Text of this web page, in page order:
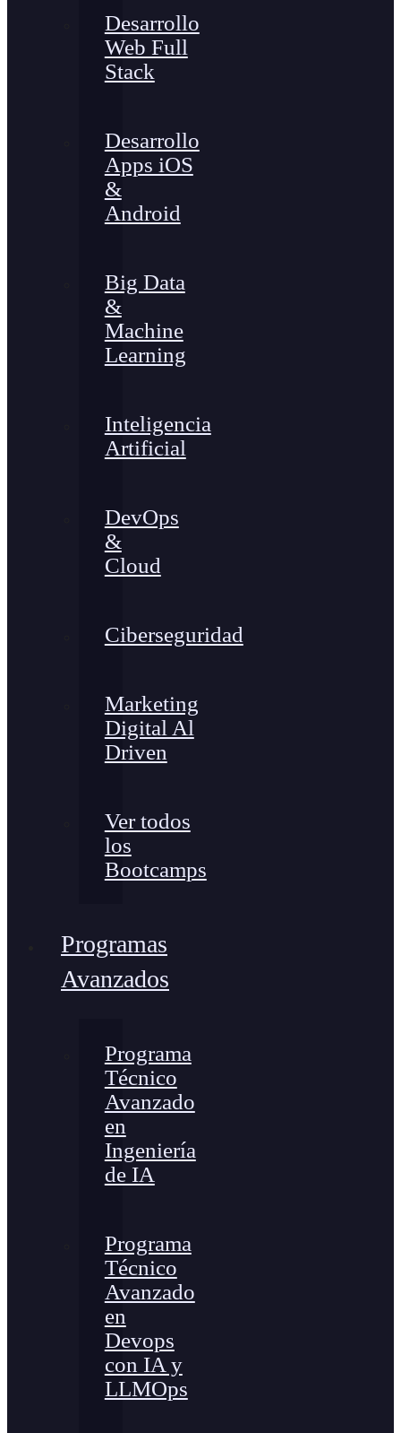
Desarrollo
Web Full
Stack
Desarrollo
Apps iOS
&
Android
Big Data
&
Machine
Learning
Inteligencia
Artificial
DevOps
&
Cloud
Ciberseguridad
Marketing
Digital Al
Driven
Ver todos
los
Bootcamps
Programas
Avanzados
Programa
Técnico
Avanzado
en
Ingeniería
de IA
Programa
Técnico
Avanzado
en
Devops
con IA y
LLMOps